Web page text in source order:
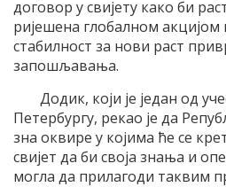
договор у свијету како би
ријешена глобалном акцијом
стабилност за нови раст
запошљавања.
Додик, који је један од
Петербургу, рекао је да
зна оквире у којима ће се
свијет да би своја знања и
могла да прилагоди таквим